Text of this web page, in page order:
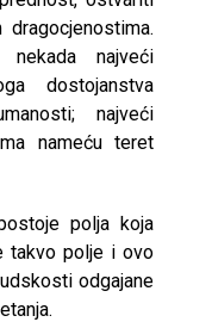
najveći
dostojanstva
najveći
nameću teret
polja koja
takvo polje i ovo
odgajane